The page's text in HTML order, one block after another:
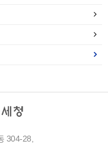
304-28,